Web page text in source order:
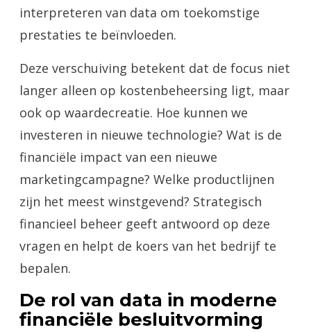
interpreteren van data om toekomstige
prestaties te beïnvloeden.
Deze verschuiving betekent dat de focus niet
langer alleen op kostenbeheersing ligt, maar
ook op waardecreatie. Hoe kunnen we
investeren in nieuwe technologie? Wat is de
financiële impact van een nieuwe
marketingcampagne? Welke productlijnen
zijn het meest winstgevend? Strategisch
financieel beheer geeft antwoord op deze
vragen en helpt de koers van het bedrijf te
bepalen.
De rol van data in moderne
financiële besluitvorming